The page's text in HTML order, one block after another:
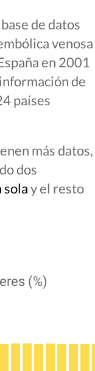
de datos
venosa
en 2001
de
países
más datos,
dos
solay el resto
(%)